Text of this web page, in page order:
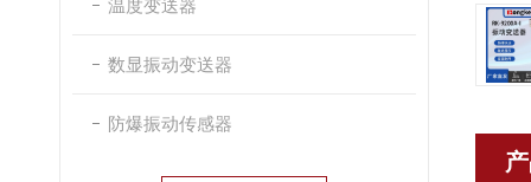
温度变送器
数显振动变送器
防爆振动传感器